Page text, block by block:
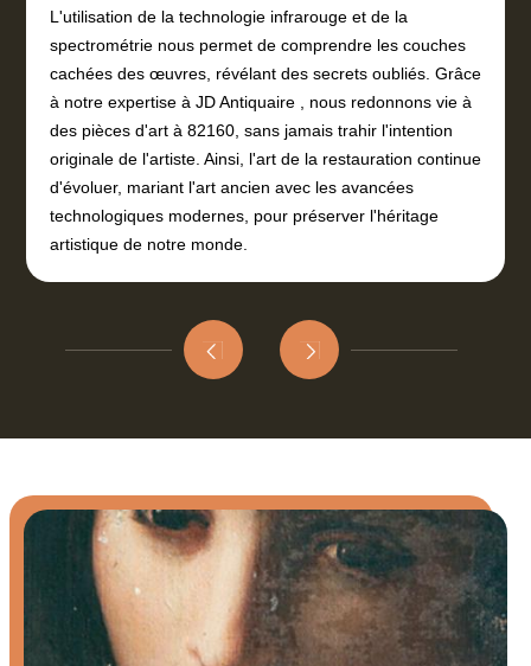
L'utilisation de la technologie infrarouge et de la
spectrométrie nous permet de comprendre les couches
cachées des œuvres, révélant des secrets oubliés. Grâce
à notre expertise à JD Antiquaire , nous redonnons vie à
des pièces d'art à 82160, sans jamais trahir l'intention
originale de l'artiste. Ainsi, l'art de la restauration continue
d'évoluer, mariant l'art ancien avec les avancées
technologiques modernes, pour préserver l'héritage
artistique de notre monde.